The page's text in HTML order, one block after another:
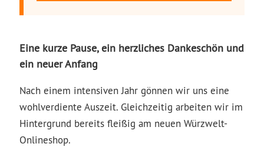
Eine kurze Pause, ein herzliches Dankeschön und
ein neuer Anfang
Nach einem intensiven Jahr gönnen wir uns eine
wohlverdiente Auszeit. Gleichzeitig arbeiten wir im
Hintergrund bereits fleißig am neuen Würzwelt-
Onlineshop.